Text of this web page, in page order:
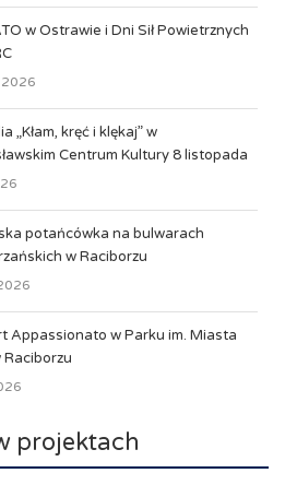
w Ostrawie i Dni Sił Powietrznych
2026
„Kłam, kręć i klękaj” w
Centrum Kultury 8 listopada
potańcówka na bulwarach
w Raciborzu
Appassionato w Parku im. Miasta
Raciborzu
projektach